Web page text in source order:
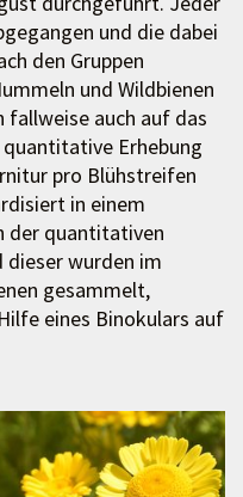
und die dabei
den Gruppen
und Wildbienen
fallweise auch auf das
Erhebung
pro Blühstreifen
in einem
der quantitativen
dieser wurden im
gesammelt,
eines Binokulars auf